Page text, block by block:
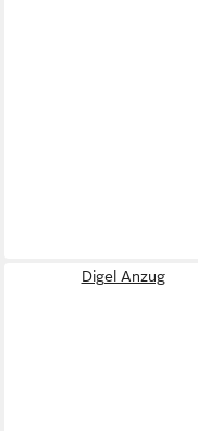
Digel Anzug